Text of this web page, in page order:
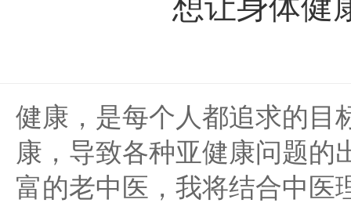
健康，是每个人都追求的目
康，导致各种亚健康问题的
富的老中医，我将结合中医